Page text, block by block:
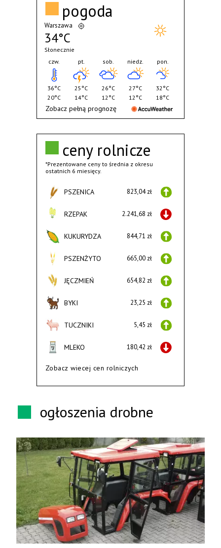
ceny rolnicze
*Prezentowane ceny to średnia z okresu
ostatnich 6 miesięcy.
PSZENICA 823,04 zł
RZEPAK 2.241,68 zł
KUKURYDZA 844,71 zł
PSZENŻYTO 665,00 zł
JĘCZMIEŃ 654,82 zł
BYKI 23,25 zł
TUCZNIKI 5,45 zł
MLEKO 180,42 zł
Zobacz wiecej cen rolniczych
pogoda
Warszawa
34°C
Słonecznie
czw.
36°C
20°C
pt.
25°C
14°C
sob.
26°C
12°C
niedz.
27°C
12°C
pon.
32°C
18°C
Zobacz pełną prognozę
ogłoszenia drobne